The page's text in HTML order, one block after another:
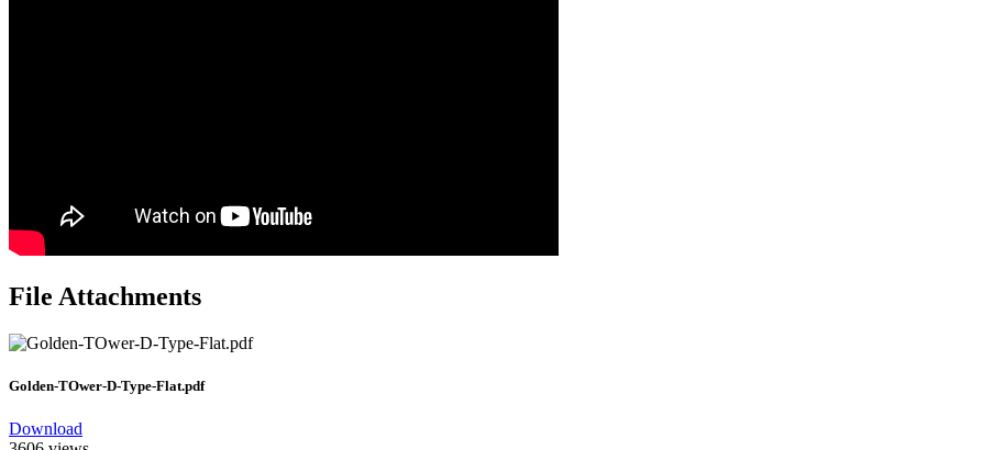
File Attachments
Golden-TOwer-D-Type-Flat.pdf
Download